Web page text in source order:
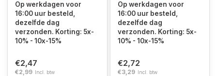
Op werkdagen voor
16:00 uur besteld,
dezelfde dag
verzonden. Korting: 5x-
10% - 10x-15%
€2,47
€2,99 Incl. btw
Op werkdagen voor
16:00 uur besteld,
dezelfde dag
verzonden. Korting: 5x-
10% - 10x-15%
€2,72
€3,29 Incl. btw